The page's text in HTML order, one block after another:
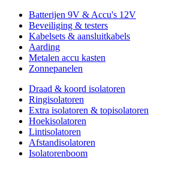
Batterijen 9V & Accu's 12V
Beveiliging & testers
Kabelsets & aansluitkabels
Aarding
Metalen accu kasten
Zonnepanelen
Draad & koord isolatoren
Ringisolatoren
Extra isolatoren & topisolatoren
Hoekisolatoren
Lintisolatoren
Afstandisolatoren
Isolatorenboom